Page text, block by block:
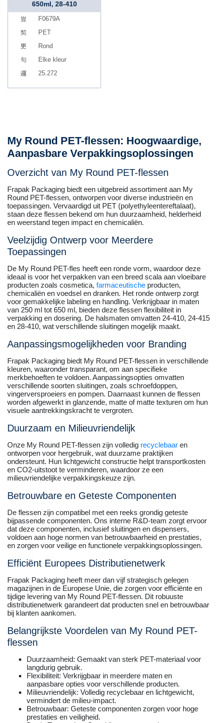
650ml, 28-410
F0679A
PET
Rond
Elke kleur
25.272
My Round PET-flessen: Hoogwaardige,
Aanpasbare Verpakkingsoplossingen
Overzicht van My Round PET-flessen
Frapak Packaging biedt een uitgebreid assortiment aan My
Round PET-flessen, ontworpen voor diverse industrieën en
toepassingen. Vervaardigd uit PET (polyethyleentereftalaat),
staan deze flessen bekend om hun duurzaamheid, helderheid
en weerstand tegen impact en chemicaliën.
Veelzijdig Ontwerp voor Meerdere
Toepassingen
De My Round PET-fles heeft een ronde vorm, waardoor deze
ideaal is voor het verpakken van een breed scala aan vloeibare
producten zoals cosmetica, farmaceutische producten,
chemicaliën en voedsel en dranken. Het ronde ontwerp zorgt
voor gemakkelijke labeling en handling. Verkrijgbaar in maten
van 250 ml tot 650 ml, bieden deze flessen flexibiliteit in
verpakking en dosering. De halsmaten omvatten 24-410, 24-415
en 28-410, wat verschillende sluitingen mogelijk maakt.
Aanpassingsmogelijkheden voor Branding
Frapak Packaging biedt My Round PET-flessen in verschillende
kleuren, waaronder transparant, om aan specifieke
merkbehoeften te voldoen. Aanpassingsopties omvatten
verschillende soorten sluitingen, zoals schroefdoppen,
vingerversproeiers en pompen. Daarnaast kunnen de flessen
worden afgewerkt in glanzende, matte of matte texturen om hun
visuele aantrekkingskracht te vergroten.
Duurzaam en Milieuvriendelijk
Onze My Round PET-flessen zijn volledig recyclebaar en
ontworpen voor hergebruik, wat duurzame praktijken
ondersteunt. Hun lichtgewicht constructie helpt transportkosten
en CO2-uitstoot te verminderen, waardoor ze een
milieuvriendelijke verpakkingskeuze zijn.
Betrouwbare en Geteste Componenten
De flessen zijn compatibel met een reeks grondig geteste
bijpassende componenten. Ons interne R&D-team zorgt ervoor
dat deze componenten, inclusief sluitingen en dispensers,
voldoen aan hoge normen van betrouwbaarheid en prestaties,
en zorgen voor veilige en functionele verpakkingsoplossingen.
Efficiënt Europees Distributienetwerk
Frapak Packaging heeft meer dan vijf strategisch gelegen
magazijnen in de Europese Unie, die zorgen voor efficiënte en
tijdige levering van My Round PET-flessen. Dit robuuste
distributienetwerk garandeert dat producten snel en betrouwbaar
bij klanten aankomen.
Belangrijkste Voordelen van My Round PET-
flessen
Duurzaamheid: Gemaakt van sterk PET-materiaal voor
langdurig gebruik.
Flexibiliteit: Verkrijgbaar in meerdere maten en
aanpasbare opties voor verschillende producten.
Milieuvriendelijk: Volledig recyclebaar en lichtgewicht,
vermindert de milieu-impact.
Betrouwbaar: Geteste componenten zorgen voor hoge
prestaties en veiligheid.